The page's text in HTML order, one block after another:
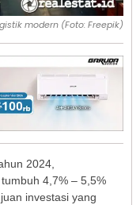
modern (Foto: Freepik)
2024,
4,7% – 5,5%
investasi yang